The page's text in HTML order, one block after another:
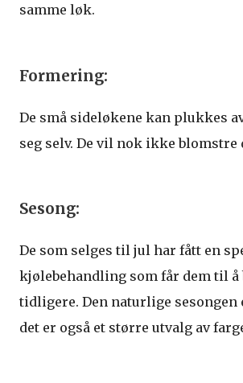
samme løk.
Formering:
De små sideløkene kan plukkes
seg selv. De vil nok ikke blomstre
Sesong:
De som selges til jul har fått en
kjølebehandling som får dem til å
tidligere. Den naturlige sesongen
det er også et større utvalg av